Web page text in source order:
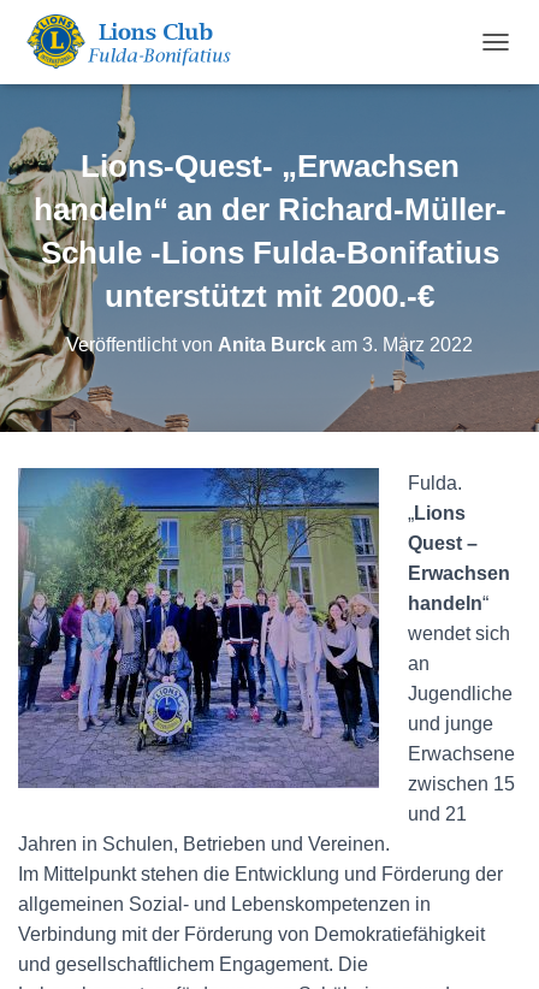
A
O
N
H
L
Lions-Quest- „Erwachsen
handeln“ an der Richard-Müller-
Schule -Lions Fulda-Bonifatius
unterstützt mit 2000.-€
Veröffentlicht von Anita Burck am 3. März 2022
Fulda.
„Lions
Quest –
Erwachsen
handeln“
wendet sich
an
Jugendliche
und junge
Erwachsene
zwischen 15
und 21
Jahren in Schulen, Betrieben und Vereinen.
Im Mittelpunkt stehen die Entwicklung und Förderung der
allgemeinen Sozial- und Lebenskompetenzen in
Verbindung mit der Förderung von Demokratiefähigkeit
und gesellschaftlichem Engagement. Die